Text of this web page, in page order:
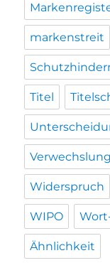
markenstreit
Titel
Widerspruch
WIPO
Ähnlichkeit